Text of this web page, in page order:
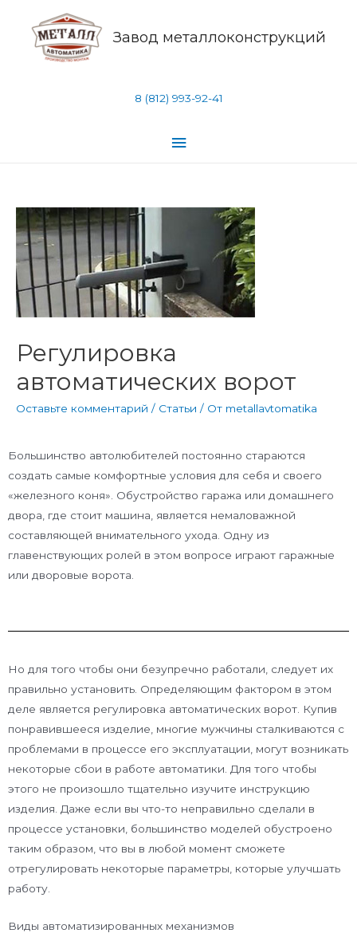
Завод металлоконструкций
8 (812) 993-92-41
Регулировка
автоматических ворот
Оставьте комментарий / Статьи / От metallavtomatika
Большинство автолюбителей постоянно стараются
создать самые комфортные условия для себя и своего
«железного коня». Обустройство гаража или домашнего
двора, где стоит машина, является немаловажной
составляющей внимательного ухода. Одну из
главенствующих ролей в этом вопросе играют гаражные
или дворовые ворота.
Но для того чтобы они безупречно работали, следует их
правильно установить. Определяющим фактором в этом
деле является регулировка автоматических ворот. Купив
понравившееся изделие, многие мужчины сталкиваются с
проблемами в процессе его эксплуатации, могут возникать
некоторые сбои в работе автоматики. Для того чтобы
этого не произошло тщательно изучите инструкцию
изделия. Даже если вы что-то неправильно сделали в
процессе установки, большинство моделей обустроено
таким образом, что вы в любой момент сможете
отрегулировать некоторые параметры, которые улучшать
работу.
Виды автоматизированных механизмов